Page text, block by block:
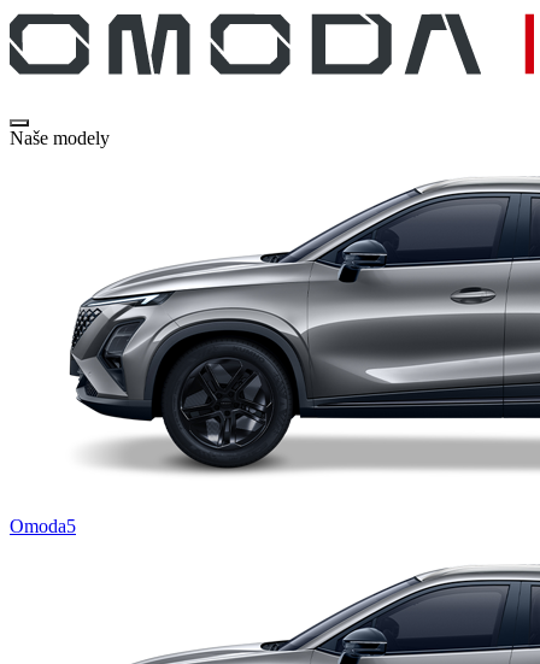
Naše modely
Omoda5